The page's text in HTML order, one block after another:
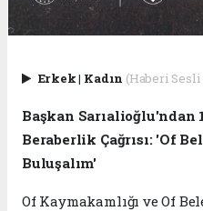
Erkek| Kadın (Haberi
Başkan
Beraberlik Çağrısı: 'Of
Buluşalım'
Of Kaymakamlığı ve Of